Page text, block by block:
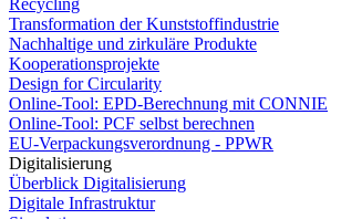
Recycling
Transformation der Kunststoffindustrie
Nachhaltige und zirkuläre Produkte
Kooperationsprojekte
Design for Circularity
Online-Tool: EPD-Berechnung mit CONNIE
Online-Tool: PCF selbst berechnen
EU-Verpackungsverordnung - PPWR
Digitalisierung
Überblick Digitalisierung
Digitale Infrastruktur